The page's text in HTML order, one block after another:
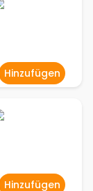
Hinzufügen
Hinzufügen